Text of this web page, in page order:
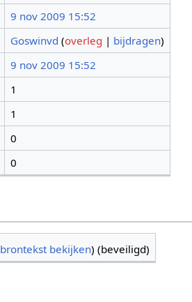
9 nov 2009 15:52
Goswinvd (overleg | bijdragen)
9 nov 2009 15:52
1
1
0
0
brontekst bekijken) (beveiligd)